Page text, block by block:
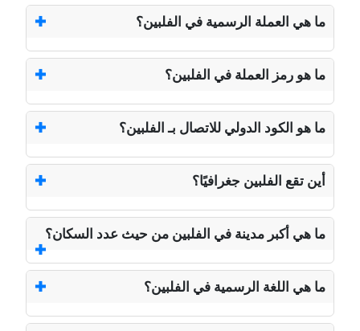
ما هي العملة الرسمية في الفلبين؟
ما هو رمز العملة في الفلبين؟
ما هو الكود الدولي للاتصال بـ الفلبين؟
أين تقع الفلبين جغرافيًا؟
ما هي أكبر مدينة في الفلبين من حيث عدد السكان؟
ما هي اللغة الرسمية في الفلبين؟